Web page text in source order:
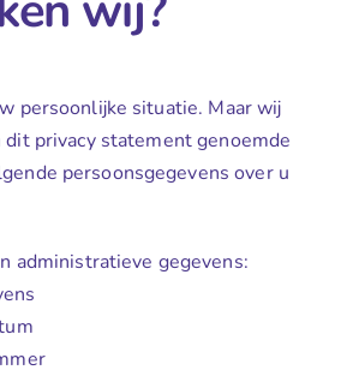
persoonlijke situatie. Maar wij
dit privacy statement genoemde
persoonsgegevens over u
administratieve gegevens: